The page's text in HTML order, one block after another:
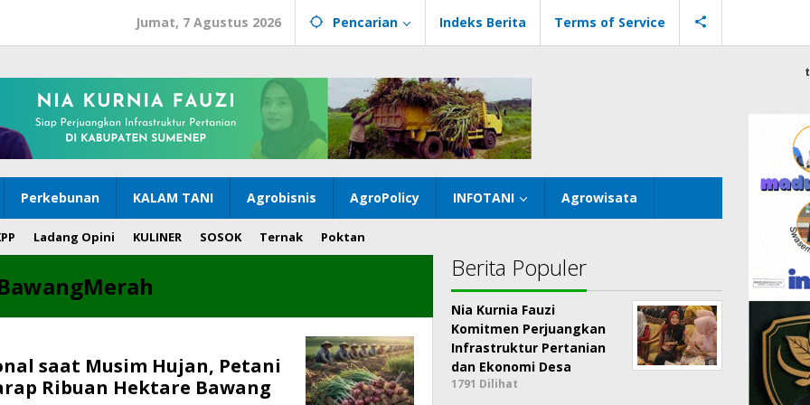
Jumat, 7 Agustus 2026 Pencarian Indeks Berita Terms of Service
Perkebunan KALAM TANI Agrobisnis AgroPolicy INFOTANI Agrowisata
Ladang Opini KULINER SOSOK Ternak Poktan
saat Musim Hujan, Petani
Ribuan Hektare Bawang
Berita Populer
Nia Kurnia Fauzi
Komitmen Perjuangkan
Infrastruktur Pertanian
dan Ekonomi Desa
1791 Dilihat